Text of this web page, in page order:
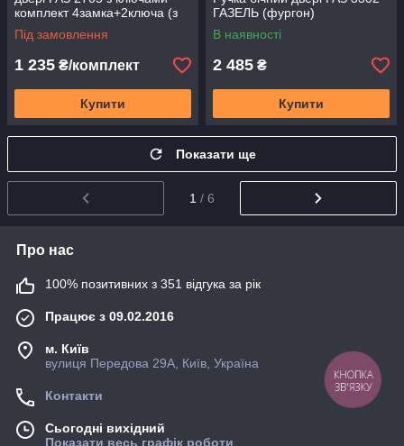
комплект 4замка+2ключа (з
2003 р.)
Під замовлення
1 235 ₴/комплект
Купити
ГАЗЕЛЬ (фургон)
В наявності
2 485 ₴
Купити
Показати ще
1 / 6
Про нас
100% позитивних з 351 відгука за рік
Працює з 09.02.2016
м. Київ
вулиця Передова 29А, Київ, Україна
Контакти
Сьогодні вихідний
Показати весь графік роботи
КНОПКА
ЗВ'ЯЗКУ